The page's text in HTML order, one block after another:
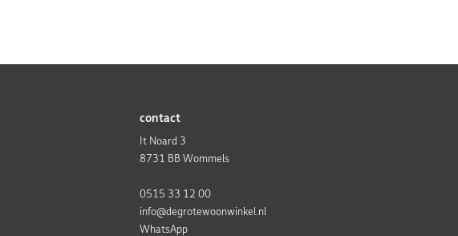
contact
It Noard 3
8731 BB Wommels
0515 33 12 00
info@degrotewoonwinkel.nl
WhatsApp